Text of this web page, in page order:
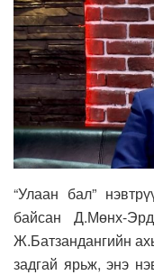
“Улаан бал”
байсан Д.Мөнх-
Ж.Батзандангийн
задгай ярьж, энэ